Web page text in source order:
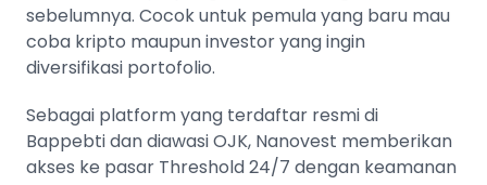
sebelumnya. Cocok untuk pemula yang baru mau
coba kripto maupun investor yang ingin
diversifikasi portofolio.
Sebagai platform yang terdaftar resmi di
Bappebti dan diawasi OJK, Nanovest memberikan
akses ke pasar Threshold 24/7 dengan keamanan